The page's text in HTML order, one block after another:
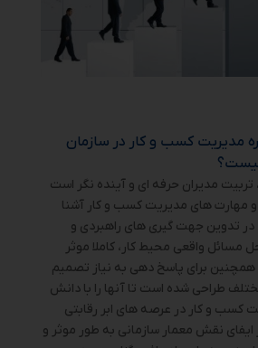
مدیریت کسب و کار در سازمان
مدیران حرفه ای و آینده نگر است
مهارت های مدیریت کسب و کار آشنا
تدوین جهت گیری های راهبردی و
واقعی محیط کار، کاملا موثر
همچنین برای پاسخ دهی به نیاز تصمیم
طراحی شده است تا آنها را با دانش
کسب و کار در عرصه های ابر رقابتی
ایفای نقش معمار سازمانی به طور موثر و